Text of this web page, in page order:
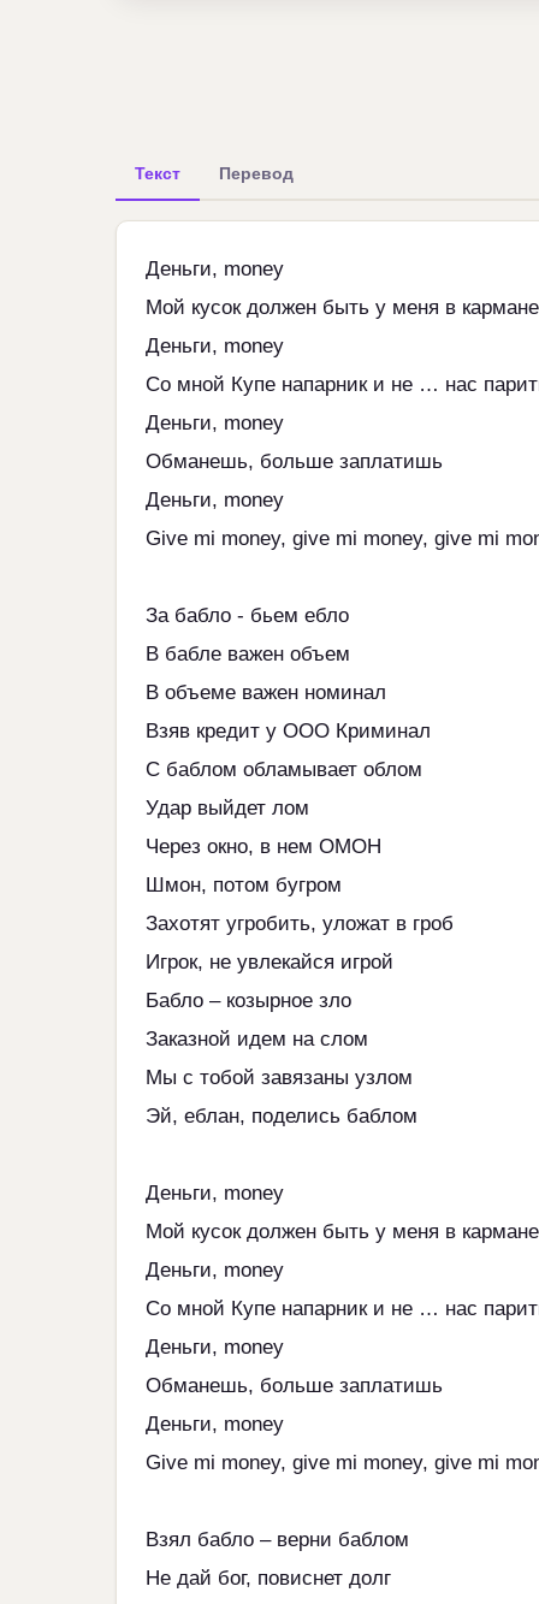
Текст Перевод
Деньги, money
Мой кусок должен быть у меня в кармане
Деньги, money
Со мной Купе напарник и не … нас
Деньги, money
Обманешь, больше заплатишь
Деньги, money
Give mi money, give mi money, give mi
За бабло - бьем ебло
В бабле важен объем
В объеме важен номинал
Взяв кредит у ООО Криминал
С баблом обламывает облом
Удар выйдет лом
Через окно, в нем ОМОН
Шмон, потом бугром
Захотят угробить, уложат в гроб
Игрок, не увлекайся игрой
Бабло – козырное зло
Заказной идем на слом
Мы с тобой завязаны узлом
Эй, еблан, поделись баблом
Деньги, money
Мой кусок должен быть у меня в кармане
Деньги, money
Со мной Купе напарник и не … нас
Деньги, money
Обманешь, больше заплатишь
Деньги, money
Give mi money, give mi money, give mi
Взял бабло – верни баблом
Не дай бог, повиснет долг